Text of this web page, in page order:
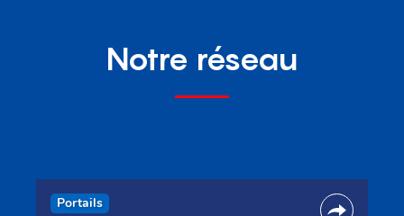
Notre réseau
Portails